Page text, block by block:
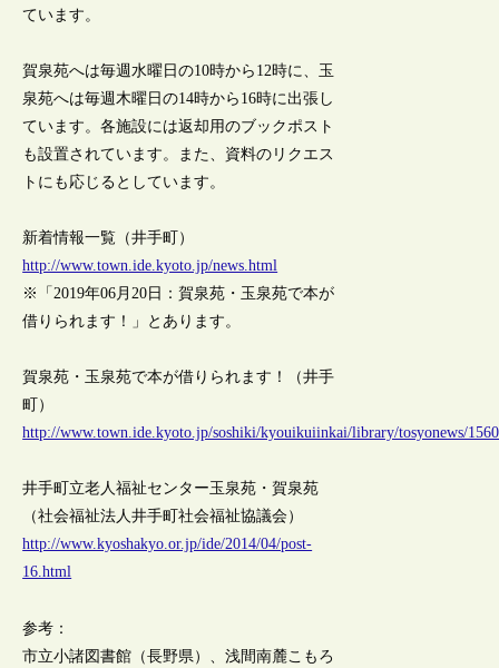
ています。
賀泉苑へは毎週水曜日の10時から12時に、玉
泉苑へは毎週木曜日の14時から16時に出張し
ています。各施設には返却用のブックポスト
も設置されています。また、資料のリクエス
トにも応じるとしています。
新着情報一覧（井手町）
http://www.town.ide.kyoto.jp/news.html
※「2019年06月20日：賀泉苑・玉泉苑で本が
借りられます！」とあります。
賀泉苑・玉泉苑で本が借りられます！（井手
町）
http://www.town.ide.kyoto.jp/soshiki/kyouikuiinkai/library/tosyonews/
井手町立老人福祉センター玉泉苑・賀泉苑
（社会福祉法人井手町社会福祉協議会）
http://www.kyoshakyo.or.jp/ide/2014/04/post-
16.html
参考：
市立小諸図書館（長野県）、浅間南麓こもろ